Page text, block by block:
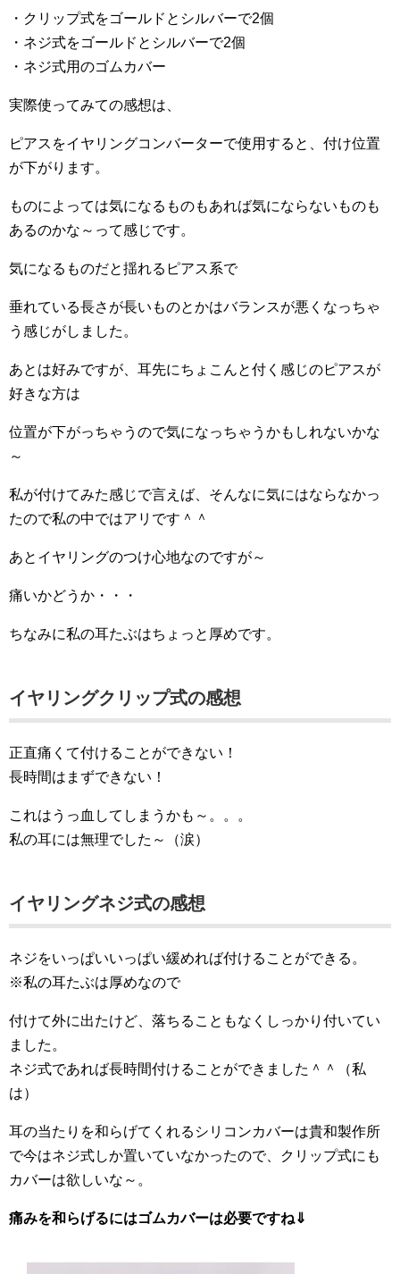
・クリップ式をゴールドとシルバーで2個
・ネジ式をゴールドとシルバーで2個
・ネジ式用のゴムカバー
実際使ってみての感想は、
ピアスをイヤリングコンバーターで使用すると、付け位置
が下がります。
ものによっては気になるものもあれば気にならないものも
あるのかな～って感じです。
気になるものだと揺れるピアス系で
垂れている長さが長いものとかはバランスが悪くなっちゃ
う感じがしました。
あとは好みですが、耳先にちょこんと付く感じのピアスが
好きな方は
位置が下がっちゃうので気になっちゃうかもしれないかな
～
私が付けてみた感じで言えば、そんなに気にはならなかっ
たので私の中ではアリです＾＾
あとイヤリングのつけ心地なのですが～
痛いかどうか・・・
ちなみに私の耳たぶはちょっと厚めです。
イヤリングクリップ式の感想
正直痛くて付けることができない！
長時間はまずできない！
これはうっ血してしまうかも～。。。
私の耳には無理でした～（涙）
イヤリングネジ式の感想
ネジをいっぱいいっぱい緩めれば付けることができる。
※私の耳たぶは厚めなので
付けて外に出たけど、落ちることもなくしっかり付いてい
ました。
ネジ式であれば長時間付けることができました＾＾（私
は）
耳の当たりを和らげてくれるシリコンカバーは貴和製作所
で今はネジ式しか置いていなかったので、クリップ式にも
カバーは欲しいな～。
痛みを和らげるにはゴムカバーは必要ですね⇓